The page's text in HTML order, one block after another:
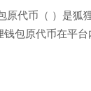
原代币（ ）是
包原代币在平